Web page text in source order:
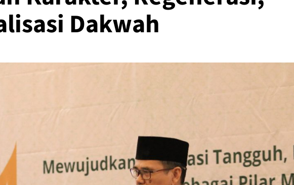
Dakwah
Pengajian Wanita LDII Purwakarta Dalami
Sauzan